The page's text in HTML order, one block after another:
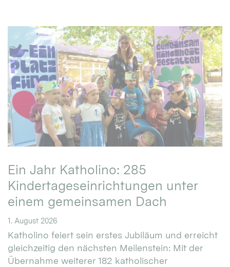
Ein Jahr Katholino: 285
Kindertageseinrichtungen unter
einem gemeinsamen Dach
1. August 2026
Katholino feiert sein erstes Jubiläum und erreicht
gleichzeitig den nächsten Meilenstein: Mit der
Übernahme weiterer 182 katholischer